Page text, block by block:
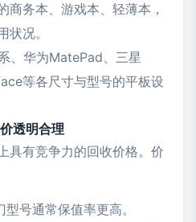
商务本、游戏本、轻薄本，
状况。
、华为MatePad、三星
等各尺寸与型号的平板设
透明合理
具有竞争力的回收价格。价
型号通常保值率更高。